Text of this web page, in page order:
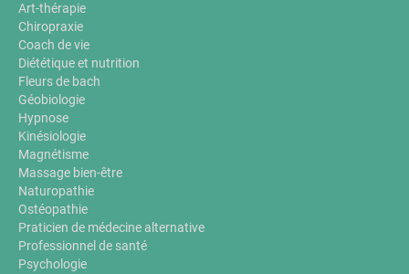
Art-thérapie
Chiropraxie
Coach de vie
Diététique et nutrition
Fleurs de bach
Géobiologie
Hypnose
Kinésiologie
Magnétisme
Massage bien-être
Naturopathie
Ostéopathie
Praticien de médecine alternative
Professionnel de santé
Psychologie